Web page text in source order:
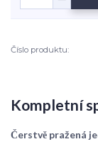
Číslo produktu:
Kompletní
Čerstvě pražená